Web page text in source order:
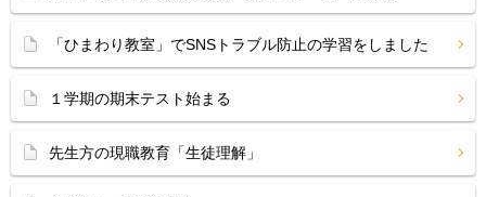
「ひまわり教室」でSNSトラブル防止の学習をしました
１学期の期末テスト始まる
先生方の現職教育「生徒理解」